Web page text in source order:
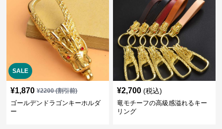
SALE
¥1,870 ¥2200(割引前)
ゴールデンドラゴンキーホルダ
ー
¥2,700 (税込)
竜モチーフの高級感溢れるキー
リング